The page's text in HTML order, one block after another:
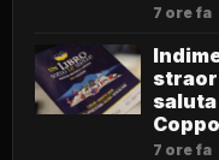
7 ore fa
7 ore fa